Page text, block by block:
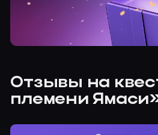
Отзывы на
племени